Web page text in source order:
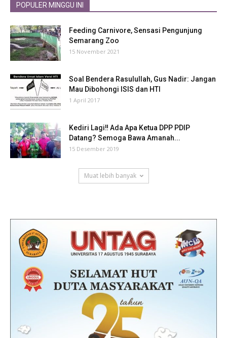
POPULER MINGGU INI
Feeding Carnivore, Sensasi Pengunjung
Semarang Zoo
15 November 2021
Soal Bendera Rasulullah, Gus Nadir: Jangan
Mau Dibohongi ISIS dan HTI
1 April 2017
Kediri Lagi‼ Ada Apa Ketua DPP PDIP
Datang? Semoga Bawa Amanah...
15 Desember 2019
Muat lebih banyak